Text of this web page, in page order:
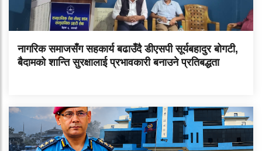
नागरिक समाजसँग सहकार्य बढाउँदै डीएसपी सूर्यबहादुर बोगटी,
बैदामको शान्ति सुरक्षालाई प्रभावकारी बनाउने प्रतिबद्धता